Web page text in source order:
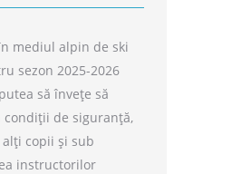
mediul alpin de ski
sezon 2025-2026
să învețe să
condiții de siguranță,
copii și sub
instructorilor